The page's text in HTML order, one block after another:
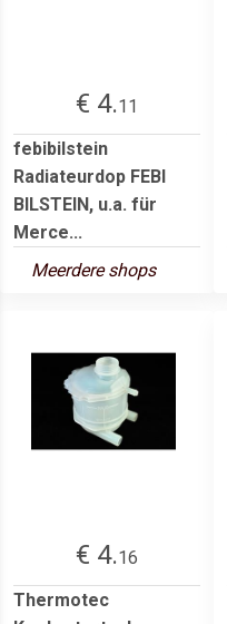
€ 4.11
febibilstein
Radiateurdop FEBI
BILSTEIN, u.a. für
Merce...
Meerdere shops
€ 4.16
Thermotec